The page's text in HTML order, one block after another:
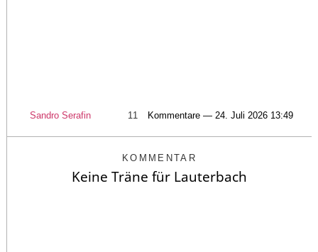
Sandro Serafin 11 Kommentare — 24. Juli 2026 13:49
KOMMENTAR
Keine Träne für Lauterbach